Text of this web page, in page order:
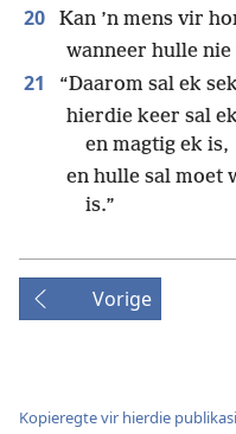
20
Kan ’n mens vir
wanneer hulle
21
“Daarom sal ek
hierdie keer sal
en magtig ek is,
en hulle sal moet
is.”
Vorige
Kopieregte vir hierdie